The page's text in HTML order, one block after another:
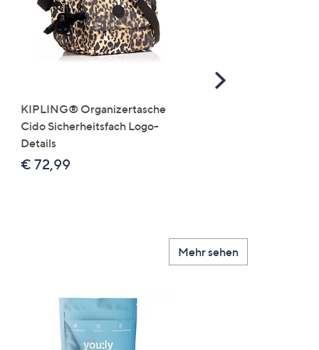
KIPLING® Organizertasche
Cido Sicherheitsfach Logo-
Details
€ 72,99
Scroll
Mehr sehen